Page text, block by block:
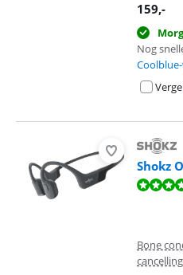
159,-
Nog
Shokz
Beoordeling is 8,9 van de 10,
Bone
cancelling